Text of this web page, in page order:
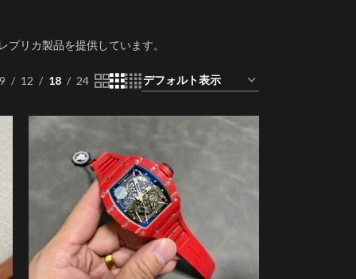
リカ製品を提供しています。
12 18 24